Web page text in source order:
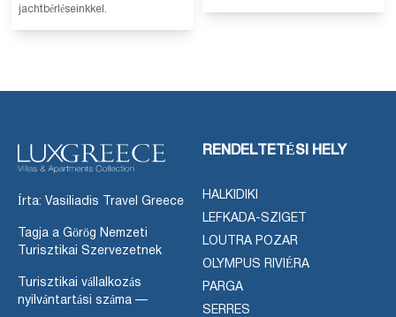
jachtbérléseinkkel.
Írta: Vasiliadis Travel Greece
Tagja a Görög Nemzeti
Turisztikai Szervezetnek
Turisztikai vállalkozás
nyilvántartási száma —
RENDELTETÉSI HELY
HALKIDIKI
LEFKADA-SZIGET
LOUTRA POZAR
OLYMPUS RIVIÉRA
PARGA
SERRES